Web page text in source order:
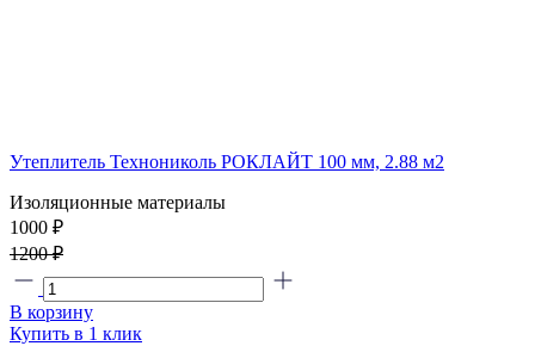
Утеплитель Технониколь РОКЛАЙТ 100 мм, 2.88 м2
Изоляционные материалы
1000 ₽
1200 ₽
В корзину
Купить в 1 клик